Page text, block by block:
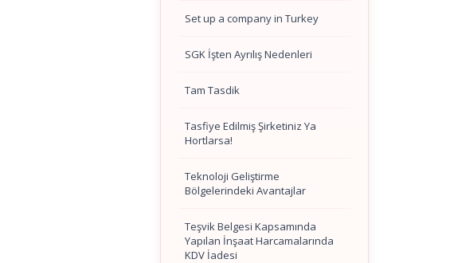
Set up a company in Turkey
SGK İşten Ayrılış Nedenleri
Tam Tasdik
Tasfiye Edilmiş Şirketiniz Ya
Hortlarsa!
Teknoloji Geliştirme
Bölgelerindeki Avantajlar
Teşvik Belgesi Kapsamında
Yapılan İnşaat Harcamalarında
KDV İadesi